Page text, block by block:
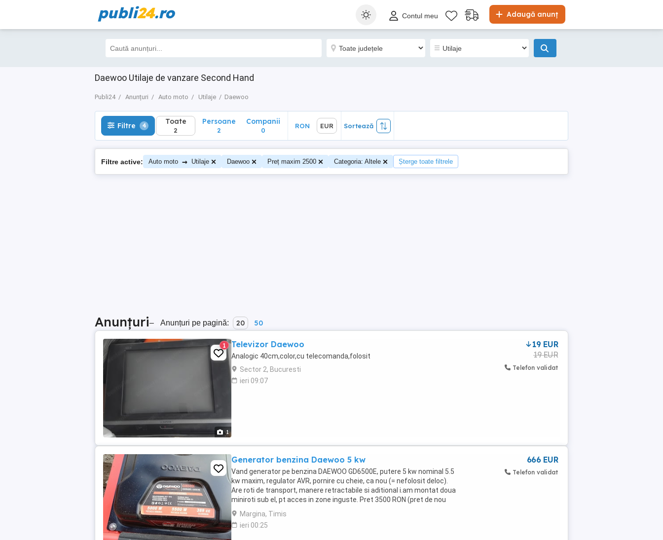
publi24.ro Adaugă anunț
Contul meu
Daewoo Utilaje de vanzare Second Hand
Publi24 Anunțuri Auto moto Utilaje Daewoo
Filtre 4 Toate
2
Sortează
Filtre 4 Toate
2
Persoane
2
Companii
0
RON EUR Sortează
Filtre active: Auto moto → Utilaje Daewoo Preț maxim 2500 Categoria: Altele Șterge toate filtrele
Anunțuri– Anunțuri pe pagină: 20 50
1
1 Televizor Daewoo
Analogic 40cm,color,cu telecomanda,folosit
Sector 2, Bucuresti
ieri 09:07
19 EUR
19 EUR
Telefon validat
Generator benzina Daewoo 5 kw
Vand generator pe benzina DAEWOO GD6500E, putere 5 kw nominal 5.5
kw maxim, regulator AVR, pornire cu cheie, ca nou (= nefolosit deloc).
Are roti de transport, manere retractabile si aditional i.am montat doua
miniroti sub el, pt acces in zone inguste. Pret 3500 RON (pret de nou
4500 RON)
Margina, Timis
ieri 00:25
666 EUR
Telefon validat